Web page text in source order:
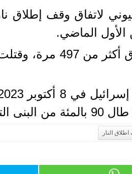
لاتفاق وقف إطلاق
النار